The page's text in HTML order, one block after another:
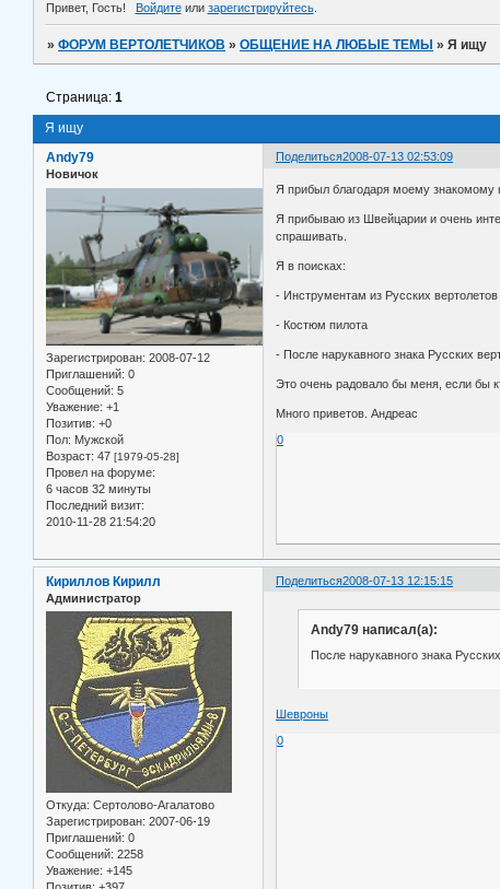
Привет, Гость! Войдитеили зарегистрируйтесь.
»ФОРУМ ВЕРТОЛЕТЧИКОВ »ОБЩЕНИЕ НА ЛЮБЫЕ ТЕМЫ »Я ищу
Я ищу
Страница:1
Поделиться2008-07-13 02:53:09
Andy79
Новичок
Зарегистрирован: 2008-07-12
Приглашений: 0
Сообщений: 5
Уважение: +1
Позитив: +0
Пол: Мужской
Возраст: 47 [1979-05-28]
Провел на форуме:
6 часов 32 минуты
Последний визит:
2010-11-28 21:54:20
Я прибыл благодаря моему знакомому
Я прибываю из Швейцарии и очень
спрашивать.
Я в поисках:
- Инструментам из Русских вертолетов
- Костюм пилота
- После нарукавного знака Русских
Это очень радовало бы меня, если бы
Много приветов. Андреас
0
Поделиться2008-07-13 12:15:15
Кириллов Кирилл
Администратор
Откуда: Сертолово-Агалатово
Зарегистрирован: 2007-06-19
Приглашений: 0
Сообщений: 2258
Уважение: +145
Andy79 написал(а):
После нарукавного знака
Шевроны
0